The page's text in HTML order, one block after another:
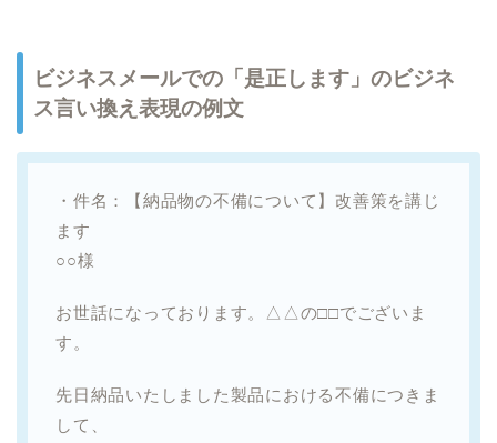
ビジネスメールでの「是正します」のビジネ
ス言い換え表現の例文
・件名：【納品物の不備について】改善策を講じ
ます
○○様
お世話になっております。△△の□□でございま
す。
先日納品いたしました製品における不備につきま
して、